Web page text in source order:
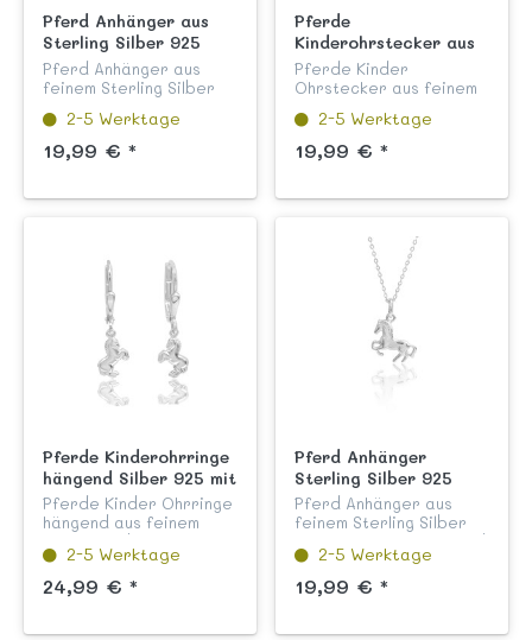
Pferd Anhänger aus
Sterling Silber 925
Pferd Anhänger aus
feinem Sterling Silber
poliert und garantiert
nickelfrei aus unserer
Kinderschmuck
Fauna".
2-5 Werktage
19,99 € *
Pferde
Kinderohrstecker aus
echtem Silber 925
Pferde Kinder
Ohrstecker aus feinem
hochglanzpoliert und
anlaufgeschützt mit
praktischem
unserer Kinderschmuck
2-5 Werktage
19,99 € *
Pferde Kinderohrringe
hängend Silber 925 mit
Sicherheitsverschluss
Pferde Kinder Ohrringe
hängend aus feinem
Sterling Silber 925 mit
kindgerechtem
Sicherheitsverschluss,
hochglanzpoliert und
2-5 Werktage
24,99 € *
Pferd Anhänger
Sterling Silber 925
Pferd Anhänger aus
feinem Sterling Silber
925 anlaufgeschützt und
garantiert nickelfrei
aus unserer
Kinderschmuck
2-5 Werktage
19,99 € *